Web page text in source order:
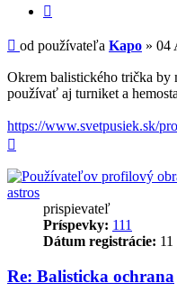
Príspevok
od používateľa Kapo » 04
Okrem balistického trička by
používať aj turniket a
https://www.svetpusiek.sk/
astros
prispievateľ
Príspevky: 111
Dátum registrácie:
Re: Balisticka ochrana